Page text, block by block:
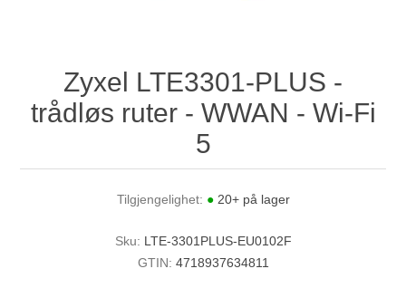
Zyxel LTE3301-PLUS -
trådløs ruter - WWAN - Wi-Fi
5
Tilgjengelighet: ● 20+ på lager
Sku: LTE-3301PLUS-EU0102F
GTIN: 4718937634811